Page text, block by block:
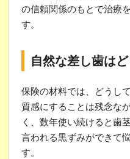
の信頼関係のもとで治療
す。
自然な差し歯は
保険の材料では、どうし
質感にすることは残念な
く、数年使い続けると歯
言われる黒ずみができて
す。